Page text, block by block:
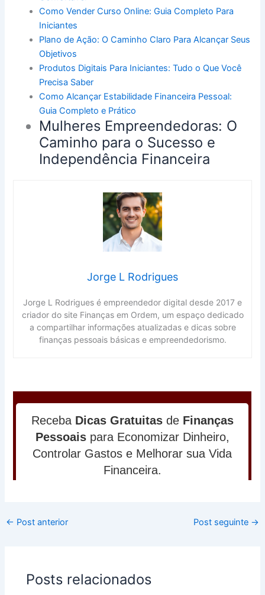
Como Vender Curso Online: Guia Completo Para
Iniciantes
Plano de Ação: O Caminho Claro Para Alcançar Seus
Objetivos
Produtos Digitais Para Iniciantes: Tudo o Que Você
Precisa Saber
Como Alcançar Estabilidade Financeira Pessoal:
Guia Completo e Prático
Mulheres Empreendedoras: O
Caminho para o Sucesso e
Independência Financeira
Jorge L Rodrigues
Jorge L Rodrigues é empreendedor digital desde 2017 e
criador do site Finanças em Ordem, um espaço dedicado
a compartilhar informações atualizadas e dicas sobre
finanças pessoais básicas e empreendedorismo.
← Post anterior Post seguinte →
Posts relacionados